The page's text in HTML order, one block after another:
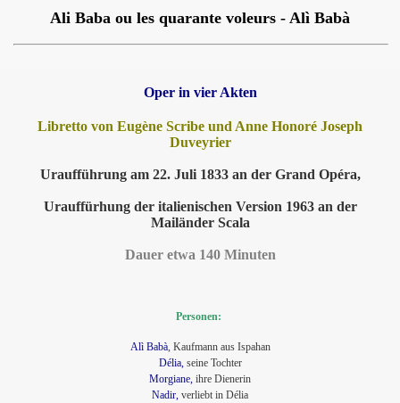
Ali Baba ou les quarante voleurs - Alì Babà
Oper in vier Akten
Libretto von Eugène Scribe und Anne Honoré Joseph
Duveyrier
Uraufführung am 22. Juli 1833 an der Grand Opéra,
Urauffürhung der italienischen Version 1963 an der
Mailänder Scala
Dauer etwa 140 Minuten
Personen:
Alì Babà, Kaufmann aus Ispahan
Délia, seine Tochter
Morgiane, ihre Dienerin
Nadir, verliebt in Délia